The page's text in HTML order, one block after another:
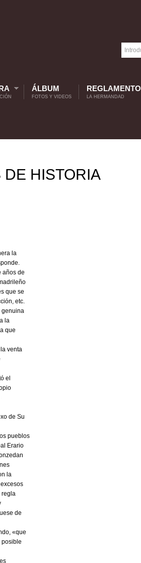
ÁLBUM
FOTOS Y VIDEOS
REGLAMENTO
LA HERMANDAD
DE HISTORIA
la
años de
que se
etc.
genuina
la
que
venta
el
de Su
pueblos
Erario
la
regla
de
«que
posible